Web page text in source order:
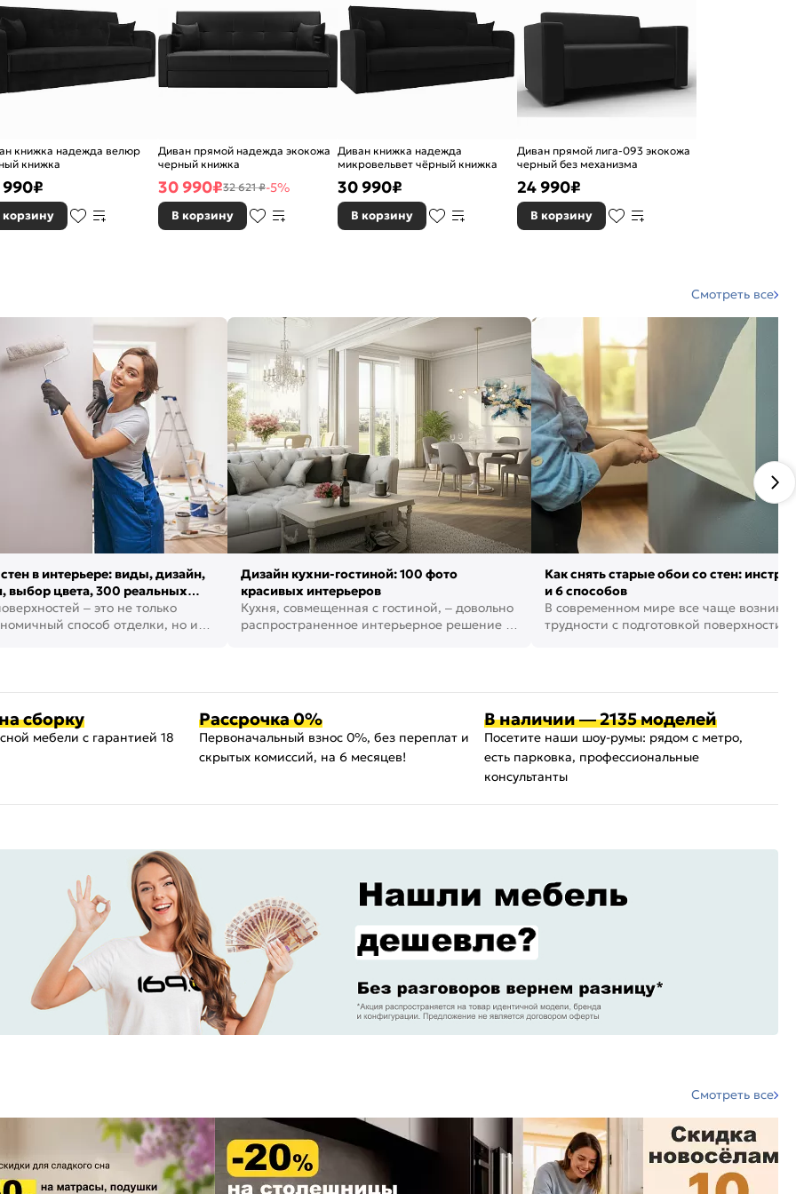
книжка надежда велюр
книжка
₽
корзину
Диван прямой надежда экокожа
черный книжка
30 990₽32 621 ₽-5%
В корзину
Диван книжка надежда
микровельвет чёрный книжка
30 990₽
В корзину
Диван прямой лига-093 экокожа
черный без механизма
24 990₽
В корзину
Смотреть все
в интерьере: виды, дизайн,
выбор цвета, 300 реальных
– это не только
способ отделки, но и
Дизайн кухни-гостиной: 100 фото
красивых интерьеров
Кухня, совмещенная с гостиной, – довольно
распространенное интерьерное решение в
Как снять старые обои со стен:
и 6 способов
В современном мире все чаще
трудности с подготовкой поверхности
сборку
мебели с гарантией 18
Рассрочка 0%
Первоначальный взнос 0%, без переплат и
скрытых комиссий, на 6 месяцев!
В наличии — 2135 моделей
Посетите наши шоу-румы: рядом с метро,
есть парковка, профессиональные
консультанты
Смотреть все